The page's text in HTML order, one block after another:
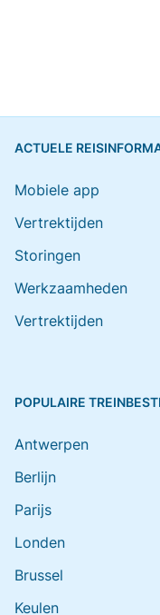
ACTUELE
Mobiele app
Vertrektijden
Storingen
Werkzaamheden
Vertrektijden
POPULAIRE
Antwerpen
Berlijn
Parijs
Londen
Brussel
Keulen